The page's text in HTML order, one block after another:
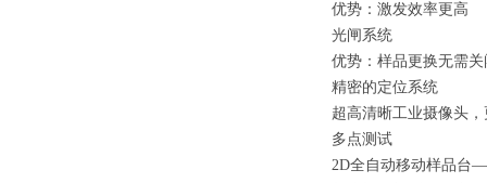
优势：激发效率更高
光闸系统
优势：样品更换无需
精密的定位系统
超高清晰工业摄像头
多点测试
2D全自动移动样品台